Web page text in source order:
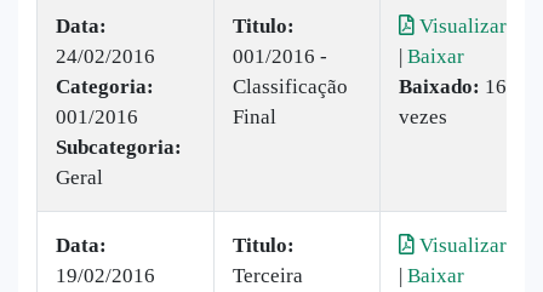
Data:
24/02/2016
Categoria:
001/2016
Subcategoria:
Geral
Titulo:
001/2016 -
Classificação
Final
Visualizar
| Baixar
Baixado: 16
vezes
Data:
19/02/2016
Titulo:
Terceira
Visualizar
| Baixar